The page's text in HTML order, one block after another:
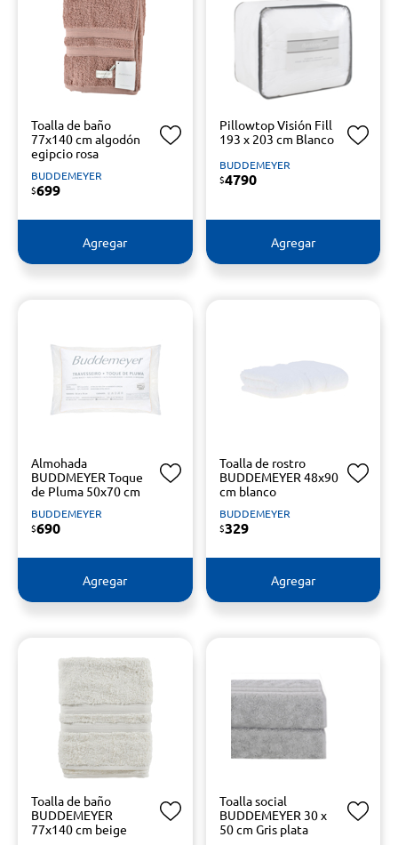
Toalla de baño
77x140 cm algodón
egipcio rosa
BUDDEMEYER
$699
Agregar
Pillowtop Visión Fill
193 x 203 cm Blanco
BUDDEMEYER
$4790
Agregar
Almohada
BUDDMEYER Toque
de Pluma 50x70 cm
BUDDEMEYER
$690
Agregar
Toalla de rostro
BUDDEMEYER 48x90
cm blanco
BUDDEMEYER
$329
Agregar
Toalla de baño
BUDDEMEYER
77x140 cm beige
Toalla social
BUDDEMEYER 30 x
50 cm Gris plata